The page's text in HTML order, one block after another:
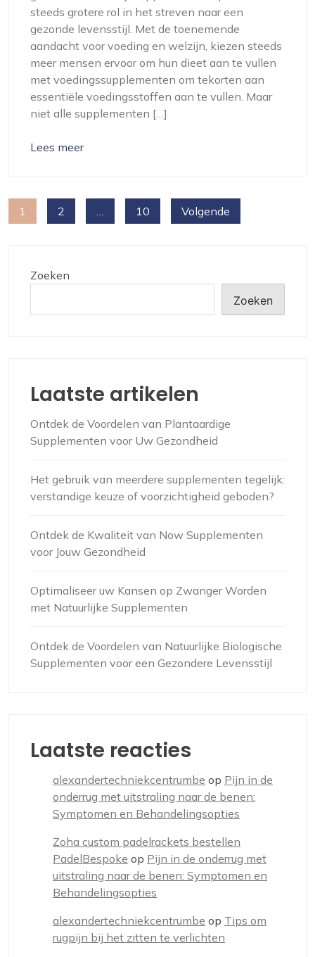
steeds grotere rol in het streven naar een
gezonde levensstijl. Met de toenemende
aandacht voor voeding en welzijn, kiezen steeds
meer mensen ervoor om hun dieet aan te vullen
met voedingssupplementen om tekorten aan
essentiële voedingsstoffen aan te vullen. Maar
niet alle supplementen […]
Lees meer
Berichten
1 2 10 Volgende
Zoeken
Zoeken
Laatste artikelen
Ontdek de Voordelen van Plantaardige
Supplementen voor Uw Gezondheid
Het gebruik van meerdere supplementen tegelijk:
verstandige keuze of voorzichtigheid geboden?
Ontdek de Kwaliteit van Now Supplementen
voor Jouw Gezondheid
Optimaliseer uw Kansen op Zwanger Worden
met Natuurlijke Supplementen
Ontdek de Voordelen van Natuurlijke Biologische
Supplementen voor een Gezondere Levensstijl
Laatste reacties
alexandertechniekcentrumbe op Pijn in de
onderrug met uitstraling naar de benen:
Symptomen en Behandelingsopties
Zoha custom padelrackets bestellen
PadelBespoke op Pijn in de onderrug met
uitstraling naar de benen: Symptomen en
Behandelingsopties
alexandertechniekcentrumbe op Tips om
rugpijn bij het zitten te verlichten